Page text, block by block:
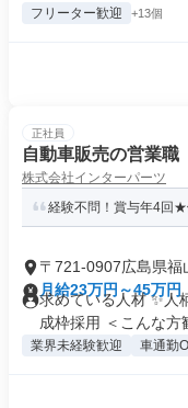
フリーター歓迎 +13個
正社員
自動車販売の営業職
株式会社インターパーツ
経験不問！賞与年4回
〒721-0907広島県福
月給23万円～45万円
求めている人材 ✨
成枠採用 ＜こんな方
業界未経験歓迎 車通勤